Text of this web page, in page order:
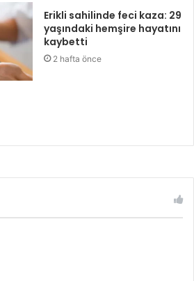
Erikli sahilinde feci kaza: 29
yaşındaki hemşire hayatını
kaybetti
2 hafta önce